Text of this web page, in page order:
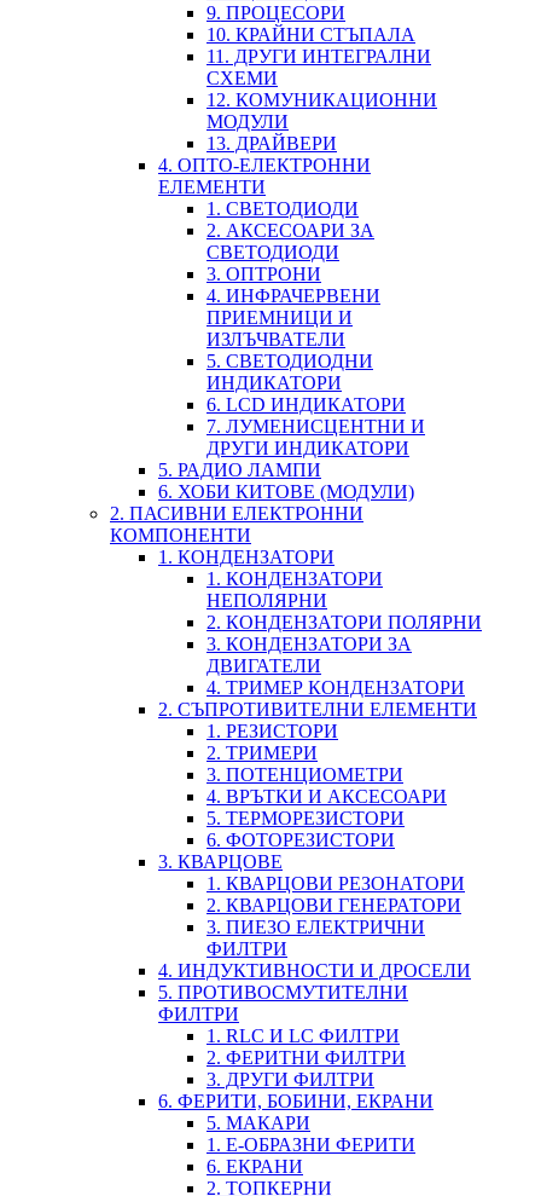
9. ПРОЦЕСОРИ
10. КРАЙНИ СТЪПАЛА
11. ДРУГИ ИНТЕГРАЛНИ
СХЕМИ
12. КОМУНИКАЦИОННИ
МОДУЛИ
13. ДРАЙВЕРИ
4. ОПТО-ЕЛЕКТРОННИ
ЕЛЕМЕНТИ
1. СВЕТОДИОДИ
2. АКСЕСОАРИ ЗА
СВЕТОДИОДИ
3. ОПТРОНИ
4. ИНФРАЧЕРВЕНИ
ПРИЕМНИЦИ И
ИЗЛЪЧВАТЕЛИ
5. СВЕТОДИОДНИ
ИНДИКАТОРИ
6. LCD ИНДИКАТОРИ
7. ЛУМЕНИСЦЕНТНИ И
ДРУГИ ИНДИКАТОРИ
5. РАДИО ЛАМПИ
6. ХОБИ КИТОВЕ (МОДУЛИ)
2. ПАСИВНИ ЕЛЕКТРОННИ
КОМПОНЕНТИ
1. КОНДЕНЗАТОРИ
1. КОНДЕНЗАТОРИ
НЕПОЛЯРНИ
2. КОНДЕНЗАТОРИ ПОЛЯРНИ
3. КОНДЕНЗАТОРИ ЗА
ДВИГАТЕЛИ
4. ТРИМЕР КОНДЕНЗАТОРИ
2. СЪПРОТИВИТЕЛНИ ЕЛЕМЕНТИ
1. РЕЗИСТОРИ
2. ТРИМЕРИ
3. ПОТЕНЦИОМЕТРИ
4. ВРЪТКИ И АКСЕСОАРИ
5. ТЕРМОРЕЗИСТОРИ
6. ФОТОРЕЗИСТОРИ
3. КВАРЦОВЕ
1. КВАРЦОВИ РЕЗОНАТОРИ
2. КВАРЦОВИ ГЕНЕРАТОРИ
3. ПИЕЗО ЕЛЕКТРИЧНИ
ФИЛТРИ
4. ИНДУКТИВНОСТИ И ДРОСЕЛИ
5. ПРОТИВОСМУТИТЕЛНИ
ФИЛТРИ
1. RLC И LC ФИЛТРИ
2. ФЕРИТНИ ФИЛТРИ
3. ДРУГИ ФИЛТРИ
6. ФЕРИТИ, БОБИНИ, ЕКРАНИ
5. МАКАРИ
1. Е-ОБРАЗНИ ФЕРИТИ
6. ЕКРАНИ
2. ТОПКЕРНИ